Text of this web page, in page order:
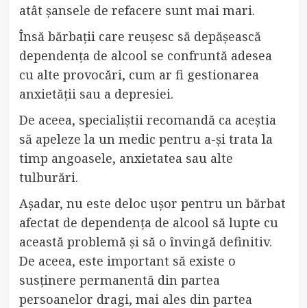
atât șansele de refacere sunt mai mari.
Însă bărbații care reușesc să depășească
dependența de alcool se confruntă adesea
cu alte provocări, cum ar fi gestionarea
anxietății sau a depresiei.
De aceea, specialiștii recomandă ca aceștia
să apeleze la un medic pentru a-și trata la
timp angoasele, anxietatea sau alte
tulburări.
Așadar, nu este deloc ușor pentru un bărbat
afectat de dependența de alcool să lupte cu
această problemă și să o învingă definitiv.
De aceea, este important să existe o
susținere permanentă din partea
persoanelor dragi, mai ales din partea